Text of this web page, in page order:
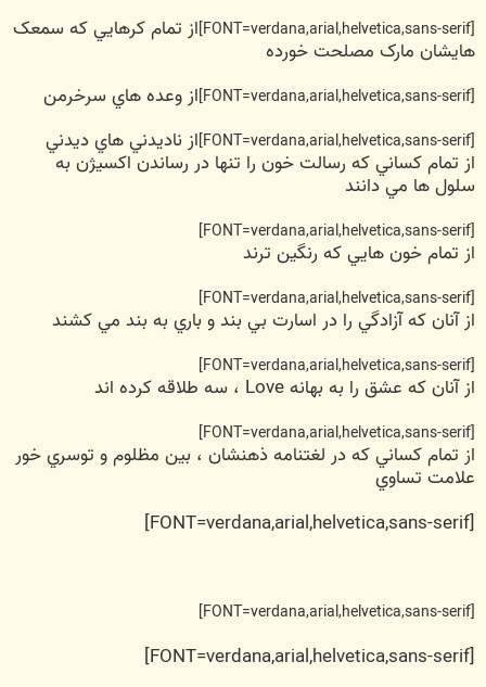
[FONT=verdana,arial,helvetica,sans-serif] از تمام کرهايي که سمعک
هايشان مارک مصلحت خورده
[FONT=verdana,arial,helvetica,sans-serif] از وعده هاي سرخرمن
[FONT=verdana,arial,helvetica,sans-serif] از ناديدني هاي ديدني
از تمام کساني که رسالت خون را تنها در رساندن اکسيژن به
سلول ها مي دانند
[FONT=verdana,arial,helvetica,sans-serif]
از تمام خون هايي که رنگين ترند
[FONT=verdana,arial,helvetica,sans-serif]
از آنان که آزادگي را در اسارت بي بند و باري به بند مي کشند
[FONT=verdana,arial,helvetica,sans-serif]
از آنان که عشق را به بهانه Love ، سه طلاقه کرده اند
[FONT=verdana,arial,helvetica,sans-serif]
از تمام کساني که در لغتنامه ذهنشان ، بين مظلوم و توسري خور
علامت تساوي
[FONT=verdana,arial,helvetica,sans-serif]
[FONT=verdana,arial,helvetica,sans-serif]
[FONT=verdana,arial,helvetica,sans-serif]